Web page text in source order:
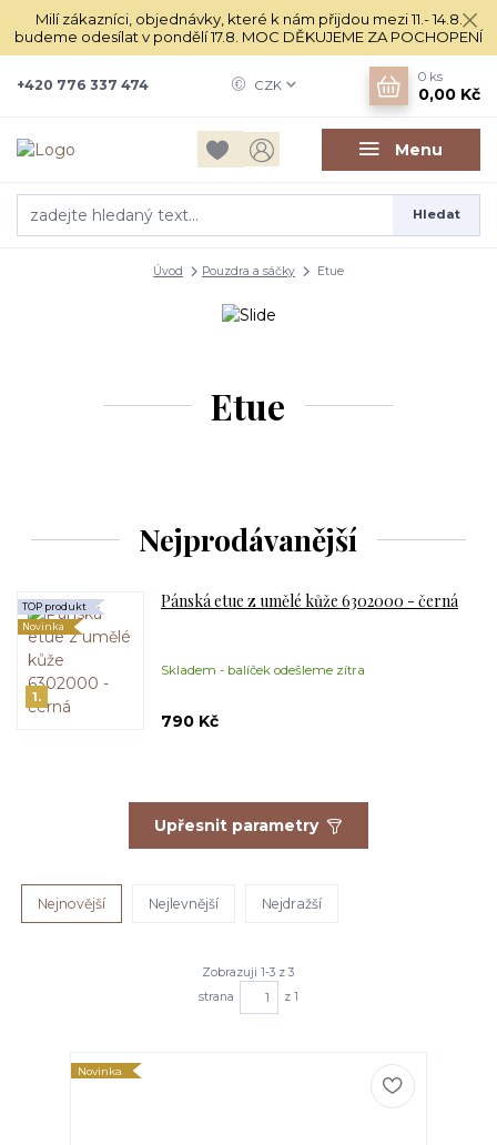
Milí zákazníci, objednávky, které k nám přijdou mezi 11.- 14.8.
budeme odesílat v pondělí 17.8. MOC DĚKUJEME ZA POCHOPENÍ
Menu
CZK
Hledat
+420 776 337 474
0 ks
0,00 Kč
Úvod Pouzdra a sáčky Etue
Etue
Nejprodávanější
1.
Pánská etue z umělé kůže 6302000 - černá
Skladem - balíček odešleme zítra
TOP produkt
Novinka
790 Kč
Upřesnit parametry
Nejnovější Nejlevnější Nejdražší
Zobrazuji 1-3 z 3
strana
z 1
Novinka